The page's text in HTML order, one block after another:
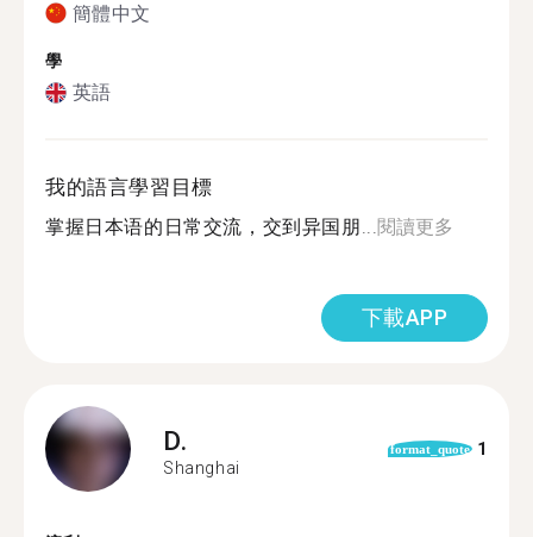
簡體中文
學
英語
我的語言學習目標
掌握日本语的日常交流，交到异国朋...閱讀更多
下載APP
D.
Shanghai
format_quote 1